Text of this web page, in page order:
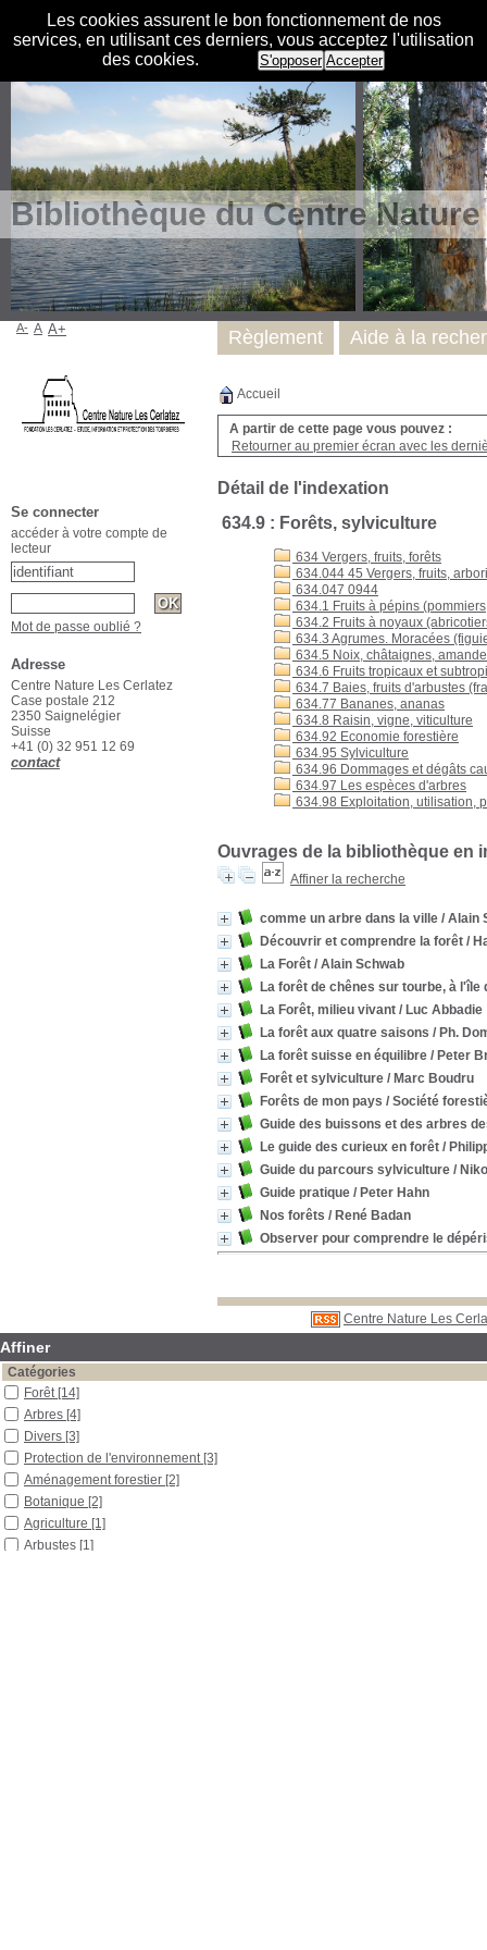
Les cookies assurent le bon fonctionnement de nos
services, en utilisant ces derniers, vous acceptez l'utilisation
des cookies.
S'opposer Accepter
Bibliothèque du Centre
Accueil
A partir de cette page vous pouvez :
Retourner au premier écran avec les
Détail de l'indexation
634.9 : Forêts, sylviculture
634 Vergers, fruits, forêts
634.044 45 Vergers, fruits,
634.047 0944
634.1 Fruits à pépins
634.2 Fruits à noyaux
634.3 Agrumes. Moracées
634.5 Noix, châtaignes,
634.6 Fruits tropicaux et
634.7 Baies, fruits d'arbustes
634.77 Bananes, ananas
634.8 Raisin, vigne, viticulture
634.92 Economie forestière
634.95 Sylviculture
634.96 Dommages et dégâts
634.97 Les espèces d'arbres
634.98 Exploitation, utilisation,
Ouvrages de la bibliothèque en
Affiner la recherche
comme un arbre dans la ville / Alain
Découvrir et comprendre la forêt /
La Forêt / Alain Schwab
La forêt de chênes sur tourbe, à
La Forêt, milieu vivant / Luc Abbadie
La forêt aux quatre saisons / Ph.
La forêt suisse en équilibre / Peter
Forêt et sylviculture / Marc Boudru
Forêts de mon pays / Société
Guide des buissons et des arbres
Le guide des curieux en forêt /
Guide du parcours sylviculture /
Guide pratique / Peter Hahn
Nos forêts / René Badan
Observer pour comprendre le
Centre Nature Les
Règlement Aide à la
A- A A+
Se connecter
accéder à votre compte de
lecteur
Mot de passe oublié ?
Adresse
Centre Nature Les Cerlatez
Case postale 212
2350 Saignelégier
Suisse
+41 (0) 32 951 12 69
contact
Affiner
Catégories
Forêt [14]
Arbres [4]
Divers [3]
Protection de l'environnement [3]
Aménagement forestier [2]
Botanique [2]
Agriculture [1]
Arbustes [1]